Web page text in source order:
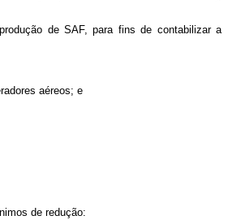
de SAF, para fins de contabilizar a
aéreos; e
de redução: